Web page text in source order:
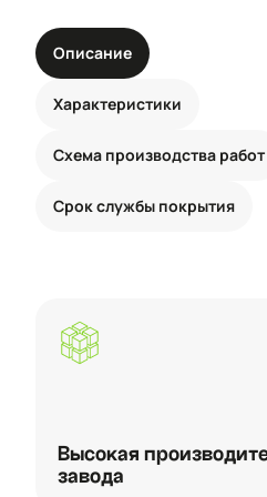
Описание
Характеристики
Схема производства работ
Срок службы покрытия
Высокая
завода